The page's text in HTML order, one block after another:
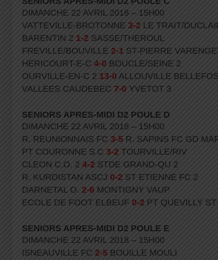
DIMANCHE 22 AVRIL 2018 – 15H00
VATTEVILLE-BROTONNE 3-2 LE TRAIT/
BARENTIN 2 1-2 SASSE/THEROUL
FREVILLE/BOUVILLE 2-1 ST-PIERRE
HERICOURT-E-C 4-0 BOUCLE/SEINE 2
OURVILLE-EN-C 2 13-0 ALLOUVILLE
VALLEES CAUDEBEC 7-0 YVETOT 3
SENIORS APRES-MIDI D2 POULE D
DIMANCHE 22 AVRIL 2018 – 15H00
R. REUNIONNAIS FC 3-5 R. SAPINS FC GD
PT COURONNE S.C 3-2 TOURVILLE/RIV
CLEON C.O. 2 4-2 STDE GRAND-QU 2
R. KURDISTAN ASCJ 0-2 ST ETIENNE FC 2
DARNETAL O. 2-6 MONTIGNY VAUP
ECOLE DE FOOT ELBEUF 0-2 PT QUEVILLY
SENIORS APRES-MIDI D2 POULE E
DIMANCHE 22 AVRIL 2018 – 15H00
ISNEAUVILLE FC 2-5 BOUILLE MOULI